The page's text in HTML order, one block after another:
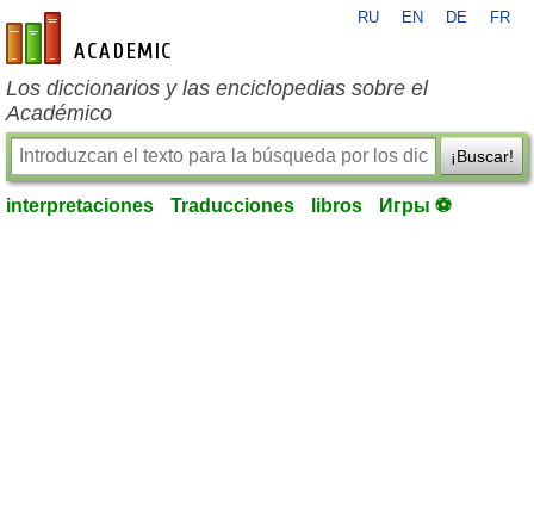
es-academic.com
RU EN DE FR
Los diccionarios y las enciclopedias sobre el
Académico
¡Buscar!
interpretaciones Traducciones libros Игры ⚽